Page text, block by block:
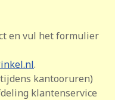
en vul het formulier
.
kantooruren)
klantenservice